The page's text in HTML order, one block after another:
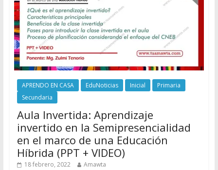
APRENDO EN CASA EduNoticias Inicial
Primaria
Secundaria
Aula Invertida: Aprendizaje
invertido en la Semipresencialidad
en el marco de una Educación
Híbrida (PPT + VIDEO)
18 febrero, 2022 Amawta